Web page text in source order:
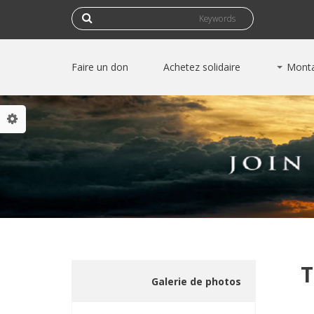
استمارة البحث
‏بحث ‏
Programme
Achetez solidaire
Faire un don
Galerie de photos